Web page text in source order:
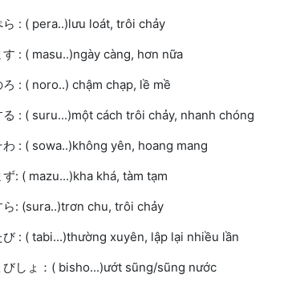
ら : ( pera..)lưu loát, trôi chảy
す : ( masu..)ngày càng, hơn nữa
ろ : ( noro..) chậm chạp, lề mề
る : ( suru...)một cách trôi chảy, nhanh chóng
わ : ( sowa..)không yên, hoang mang
ず: ( mazu...)kha khá, tàm tạm
ら: (sura..)trơn chu, trôi chảy
び : ( tabi...)thường xuyên, lập lại nhiều lần
びしょ：( bisho...)ướt sũng/sũng nước